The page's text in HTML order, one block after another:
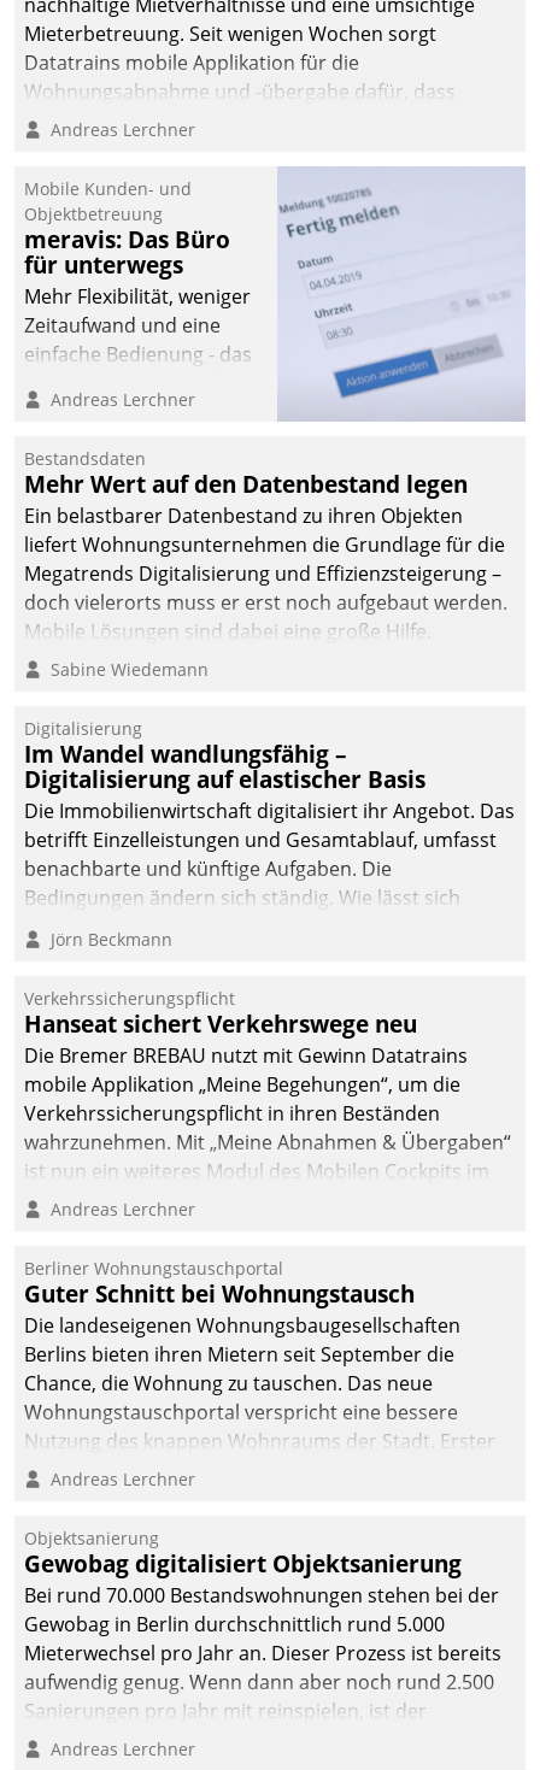
Mieterbetreuung. Seit wenigen Wochen sorgt
Datatrains mobile Applikation für die
Wohnungsabnahme und -übergabe dafür, dass
Mieter wohlgeordnet kommen und, so es sein muss,
Andreas Lerchner
Mobile Kunden- und
Objektbetreuung
meravis: Das Büro
für unterwegs
Mehr Flexibilität, weniger
Zeitaufwand und eine
einfache Bedienung - das
Cockpit für mobile
Datatrain. Die meravis
Wohnungsbau- und
Immobilien GmbH hat
sich dabei für den Betrieb
der Lösung über die SAP
Cloud Platform
entschieden - als erstes
Unternehmen am
Andreas Lerchner
Bestandsdaten
Mehr Wert auf den Datenbestand legen
Ein belastbarer Datenbestand zu ihren Objekten
liefert Wohnungsunternehmen die Grundlage für die
Megatrends Digitalisierung und Effizienzsteigerung –
doch vielerorts muss er erst noch aufgebaut werden.
Mobile Lösungen sind dabei eine große Hilfe.
Sabine Wiedemann
Digitalisierung
Im Wandel wandlungsfähig –
Digitalisierung auf elastischer Basis
Die Immobilienwirtschaft digitalisiert ihr Angebot. Das
betrifft Einzelleistungen und Gesamtablauf, umfasst
benachbarte und künftige Aufgaben. Die
Bedingungen ändern sich ständig. Wie lässt sich
technisch die Kontrolle wahren und zugleich Freiraum
fürs Wachsen öffnen?
Jörn Beckmann
Verkehrssicherungspflicht
Hanseat sichert Verkehrswege neu
Die Bremer BREBAU nutzt mit Gewinn Datatrains
mobile Applikation „Meine Begehungen“, um die
Verkehrssicherungspflicht in ihren Beständen
wahrzunehmen. Mit „Meine Abnahmen & Übergaben“
ist nun ein weiteres Modul des Mobilen Cockpits im
Einsatz.
Andreas Lerchner
Berliner Wohnungstauschportal
Guter Schnitt bei Wohnungstausch
Die landeseigenen Wohnungsbaugesellschaften
Berlins bieten ihren Mietern seit September die
Chance, die Wohnung zu tauschen. Das neue
Wohnungstauschportal verspricht eine bessere
Nutzung des knappen Wohnraums der Stadt. Erster
Anwendungsfall für Datatrains Lösung API-Hub mit
Unternehmen.
Andreas Lerchner
Objektsanierung
Gewobag digitalisiert Objektsanierung
Bei rund 70.000 Bestandswohnungen stehen bei der
Gewobag in Berlin durchschnittlich rund 5.000
Mieterwechsel pro Jahr an. Dieser Prozess ist bereits
aufwendig genug. Wenn dann aber noch rund 2.500
Sanierungen pro Jahr mit reinspielen, ist der
Betreuungs- und Organisationsaufwand immens. Im
Andreas Lerchner